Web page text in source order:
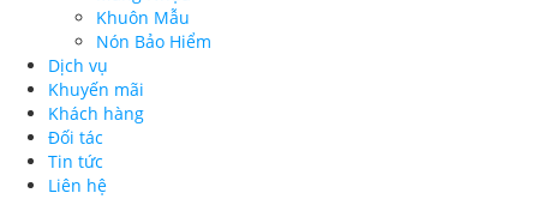
Khuôn Mẫu
Nón Bảo Hiểm
Dịch vụ
Khuyến mãi
Khách hàng
Đối tác
Tin tức
Liên hệ